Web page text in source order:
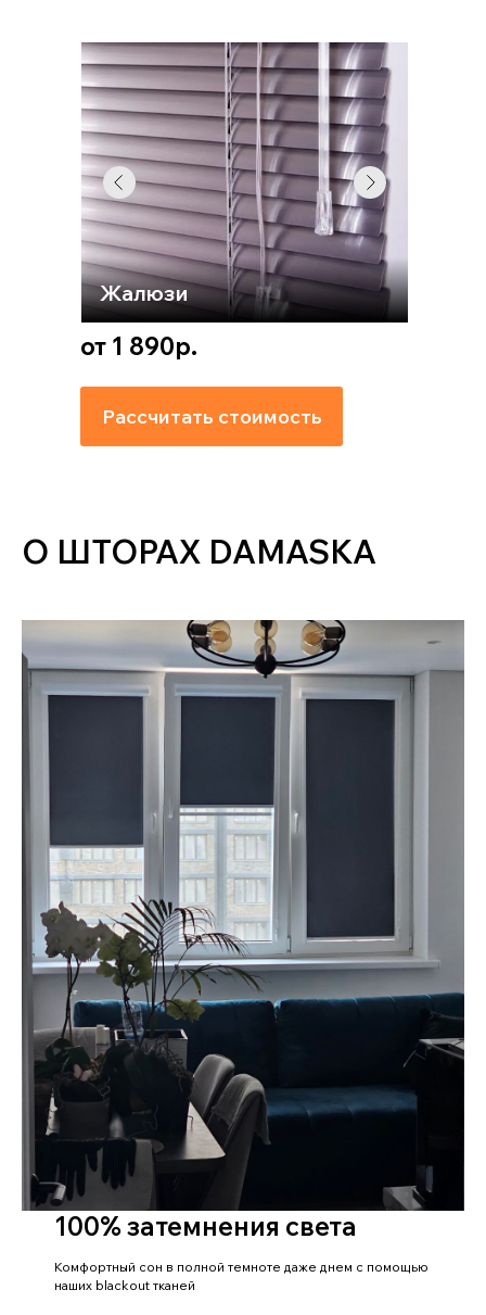
Рассчитать стоимость
от 1 890р.
Жалюзи
О ШТОРАХ DAMASKA
100% затемнения света
Комфортный сон в полной темноте даже днем с помощью
наших blackout тканей